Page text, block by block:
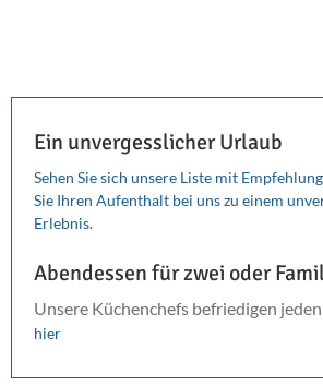
Ein unvergesslicher Urlaub
Sehen Sie sich unsere Liste mit
Sie Ihren Aufenthalt bei uns zu einem
Erlebnis.
Abendessen für zwei oder
Unsere Küchenchefs befriedigen jeden
hier